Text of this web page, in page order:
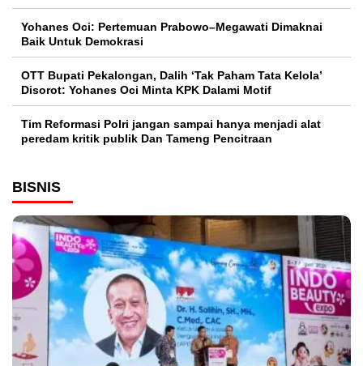
Yohanes Oci: Pertemuan Prabowo–Megawati Dimaknai
Baik Untuk Demokrasi
OTT Bupati Pekalongan, Dalih ‘Tak Paham Tata Kelola’
Disorot: Yohanes Oci Minta KPK Dalami Motif
Tim Reformasi Polri jangan sampai hanya menjadi alat
peredam kritik publik Dan Tameng Pencitraan
BISNIS